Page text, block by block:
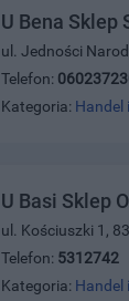
U Bena Sklep
ul. Jedności
Telefon:
Kategoria: Handel
U Basi Sklep
ul. Kościuszki 1,
Telefon: 5312742
Kategoria: Handel